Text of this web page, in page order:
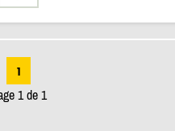
1
1 de 1